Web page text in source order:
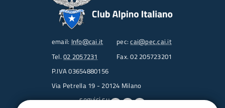
email: Info@cai.it pec:cai@pec.cai.it
Tel. 02 2057231
Fax. 02 205723201
P.IVA 03654880156
Via Petrella 19 - 20124 Milano
seguici su